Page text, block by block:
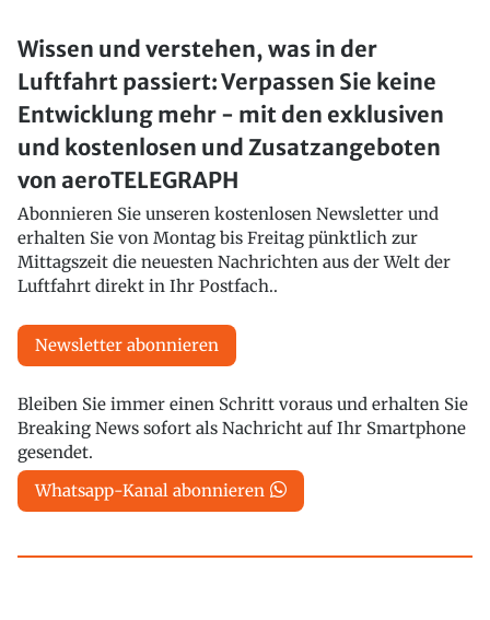
Wissen und verstehen, was in der
Luftfahrt passiert: Verpassen Sie keine
Entwicklung mehr - mit den exklusiven
und kostenlosen und Zusatzangeboten
von aeroTELEGRAPH
Abonnieren Sie unseren kostenlosen Newsletter und
erhalten Sie von Montag bis Freitag pünktlich zur
Mittagszeit die neuesten Nachrichten aus der Welt der
Luftfahrt direkt in Ihr Postfach..
Newsletter abonnieren
Bleiben Sie immer einen Schritt voraus und erhalten Sie
Breaking News sofort als Nachricht auf Ihr Smartphone
gesendet.
Whatsapp-Kanal abonnieren